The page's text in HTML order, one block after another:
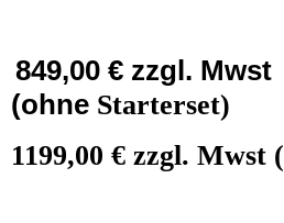
849,00 € zzgl. Mwst
(ohne Starterset)
1199,00 € zzgl.